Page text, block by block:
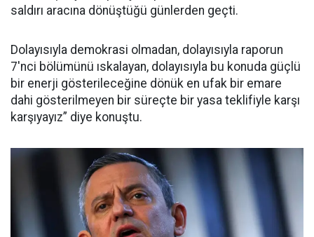
saldırı aracına dönüştüğü günlerden geçti.
Dolayısıyla demokrasi olmadan, dolayısıyla raporun
7'nci bölümünü ıskalayan, dolayısıyla bu konuda güçlü
bir enerji gösterileceğine dönük en ufak bir emare
dahi gösterilmeyen bir süreçte bir yasa teklifiyle karşı
karşıyayız” diye konuştu.